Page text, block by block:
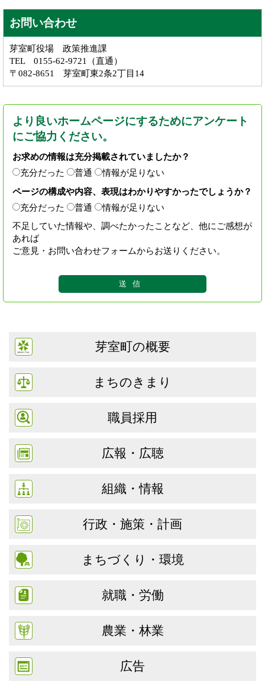
お問い合わせ
芽室町役場 政策推進課
TEL 0155-62-9721（直通）
〒082-8651 芽室町東2条2丁目14
より良いホームページにするためにアンケート
にご協力ください。
お求めの情報は充分掲載されていましたか？
充分だった
普通
情報が足りない
ページの構成や内容、表現はわかりやすかったでしょうか？
充分だった
普通
情報が足りない
不足していた情報や、調べたかったことなど、他にご感想が
あれば
ご意見・お問い合わせフォームからお送りください。
芽室町の概要
まちのきまり
職員採用
広報・広聴
組織・情報
行政・施策・計画
まちづくり・環境
就職・労働
農業・林業
広告